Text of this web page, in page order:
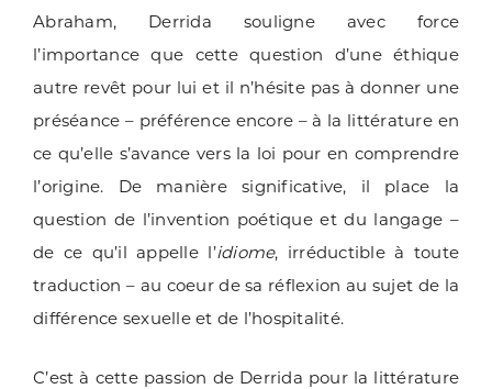
Abraham, Derrida souligne avec force
l’importance que cette question d’une éthique
autre revêt pour lui et il n’hésite pas à donner une
préséance – préférence encore – à la littérature en
ce qu’elle s’avance vers la loi pour en comprendre
l’origine. De manière significative, il place la
question de l’invention poétique et du langage –
de ce qu’il appelle l’idiome, irréductible à toute
traduction – au coeur de sa réflexion au sujet de la
différence sexuelle et de l’hospitalité.
C’est à cette passion de Derrida pour la littérature